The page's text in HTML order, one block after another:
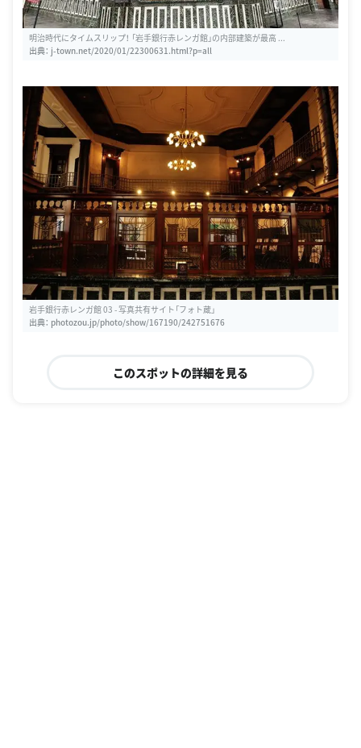
明治時代にタイムスリップ！ 「岩手銀行赤レンガ館」の内部建築が最高 ...
出典： j-town.net/2020/01/22300631.html?p=all
岩手銀行赤レンガ館 03 - 写真共有サイト「フォト蔵」
出典： photozou.jp/photo/show/167190/242751676
このスポットの詳細を見る